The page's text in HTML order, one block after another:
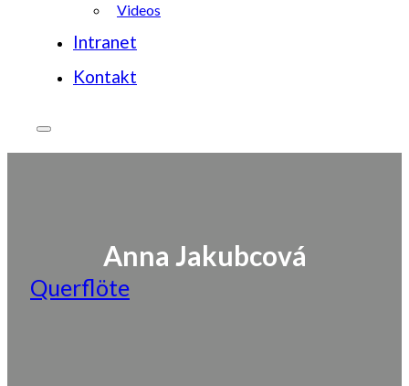
Videos
Intranet
Kontakt
Anna Jakubcová
Querflöte